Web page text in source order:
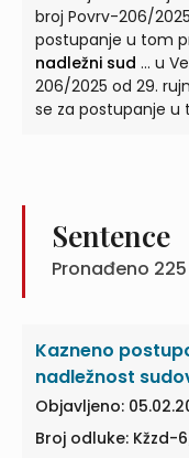
prihvaća prijedlog
postoje razlozi
drugimstvarno
broj Povrv-206/
postupanje u tom
nadležni sud ... u Velikoj Gorici je, dopisom broj Povrv-
206/2025 od 29.
se za postupanje
Građanskog
stupnja može sam
najvišeg suda
pojedinom
važan razlog da se
nadležni sud
Sentence
Pronađeno 225
Kazneno
nadležnost
Objavljeno:
Broj odluke: Kžzd-